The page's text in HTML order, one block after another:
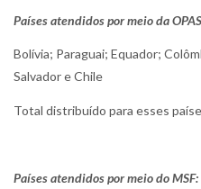
Países atendidos por meio da OPAS
Bolívia; Paraguai; Equador;
Salvador e Chile
Total distribuído para esses
Países atendidos por meio do MSF: